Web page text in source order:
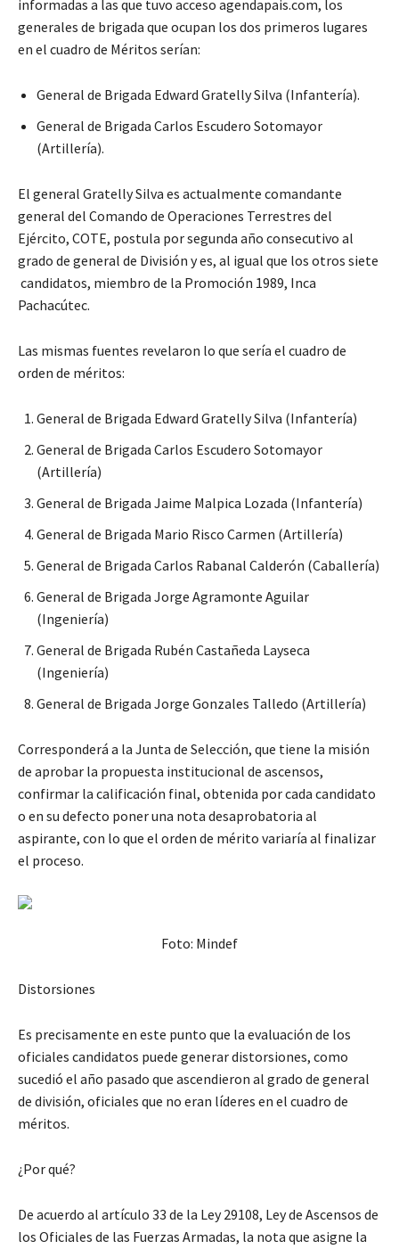
informadas a las que tuvo acceso agendapais.com, los
generales de brigada que ocupan los dos primeros lugares
en el cuadro de Méritos serían:
General de Brigada Edward Gratelly Silva (Infantería).
General de Brigada Carlos Escudero Sotomayor
(Artillería).
El general Gratelly Silva es actualmente comandante
general del Comando de Operaciones Terrestres del
Ejército, COTE, postula por segunda año consecutivo al
grado de general de División y es, al igual que los otros siete
candidatos, miembro de la Promoción 1989, Inca
Pachacútec.
Las mismas fuentes revelaron lo que sería el cuadro de
orden de méritos:
General de Brigada Edward Gratelly Silva (Infantería)
General de Brigada Carlos Escudero Sotomayor
(Artillería)
General de Brigada Jaime Malpica Lozada (Infantería)
General de Brigada Mario Risco Carmen (Artillería)
General de Brigada Carlos Rabanal Calderón (Caballería)
General de Brigada Jorge Agramonte Aguilar
(Ingeniería)
General de Brigada Rubén Castañeda Layseca
(Ingeniería)
General de Brigada Jorge Gonzales Talledo (Artillería)
Corresponderá a la Junta de Selección, que tiene la misión
de aprobar la propuesta institucional de ascensos,
confirmar la calificación final, obtenida por cada candidato
o en su defecto poner una nota desaprobatoria al
aspirante, con lo que el orden de mérito variaría al finalizar
el proceso.
Foto: Mindef
Distorsiones
Es precisamente en este punto que la evaluación de los
oficiales candidatos puede generar distorsiones, como
sucedió el año pasado que ascendieron al grado de general
de división, oficiales que no eran líderes en el cuadro de
méritos.
¿Por qué?
De acuerdo al artículo 33 de la Ley 29108, Ley de Ascensos de
los Oficiales de las Fuerzas Armadas, la nota que asigne la